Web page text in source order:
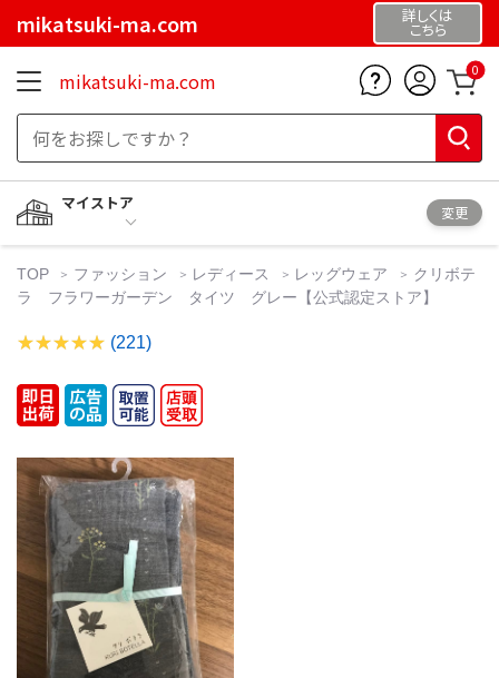
mikatsuki-ma.com 詳しくは
こちら
mikatsuki-ma.com 0
マイストア
変更
TOP ファッション レディース レッグウェア
クリボテ
ラ フラワーガーデン タイツ グレー【公式認定ストア】
(221)